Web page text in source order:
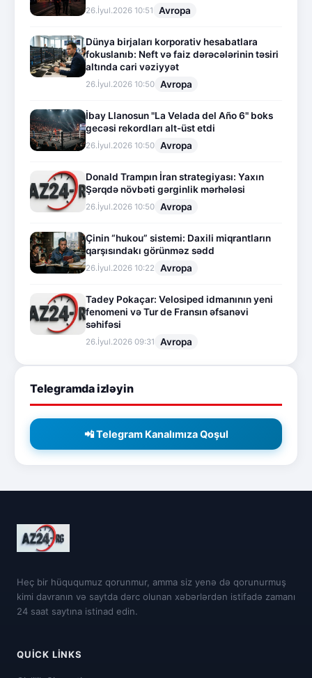
26.İyul.2026 10:51 Avropa
Dünya birjaları korporativ hesabatlara
fokuslanıb: Neft və faiz dərəcələrinin təsiri
altında cari vəziyyət
26.İyul.2026 10:50 Avropa
İbay Llanosun "La Velada del Año 6" boks
gecəsi rekordları alt-üst etdi
26.İyul.2026 10:50 Avropa
Donald Trampın İran strategiyası: Yaxın
Şərqdə növbəti gərginlik mərhələsi
26.İyul.2026 10:50 Avropa
Çinin “hukou” sistemi: Daxili miqrantların
qarşısındakı görünməz sədd
26.İyul.2026 10:22 Avropa
Tadey Pokaçar: Velosiped idmanının yeni
fenomeni və Tur de Fransın əfsanəvi
səhifəsi
26.İyul.2026 09:31 Avropa
Telegramda izləyin
📲 Telegram Kanalımıza Qoşul
Heç bir hüququmuz qorunmur, amma siz yenə də qorunurmuş
kimi davranın və saytda dərc olunan xəbərlərdən istifadə zamanı
24 saat saytına istinad edin.
QUICK LINKS